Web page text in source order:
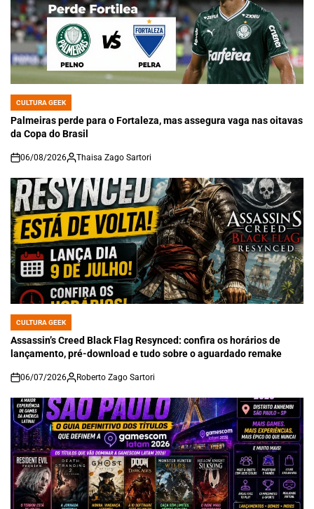
POSTED
IN
CULTURA GEEK
Palmeiras perde para o Fortaleza, mas assegura vaga nas oitavas
da Copa do Brasil
on
06/08/2026 Thaisa Zago Sartori
POSTED
IN
CULTURA GEEK
Assassin’s Creed Black Flag Resynced: confira os horários de
lançamento, pré-download e tudo sobre o aguardado remake
on
06/07/2026 Roberto Zago Sartori